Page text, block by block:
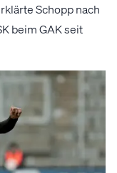
Schopp nach
beim GAK seit